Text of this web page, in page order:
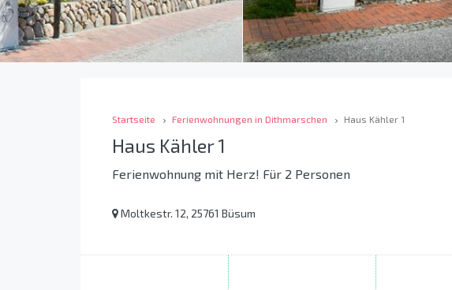
Startseite Ferienwohnungen in Dithmarschen Haus Kähler 1
Haus Kähler 1
Ferienwohnung mit Herz! Für 2 Personen
Moltkestr. 12, 25761 Büsum